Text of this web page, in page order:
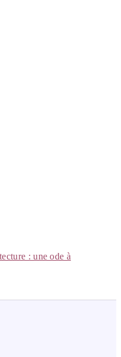
: une ode à